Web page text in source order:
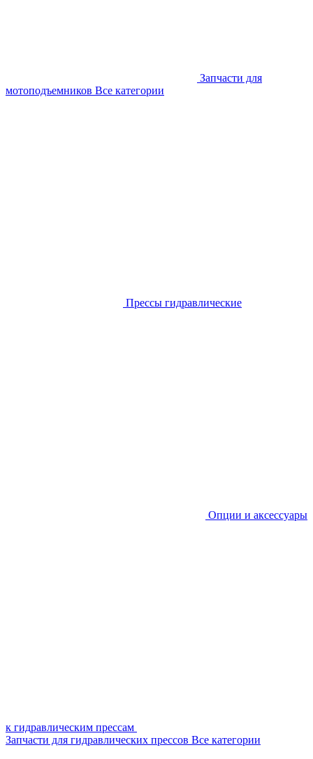
Запчасти для
мотоподъемников Все категории
Прессы гидравлические
Опции и аксессуары
к гидравлическим прессам
Запчасти для гидравлических прессов Все категории